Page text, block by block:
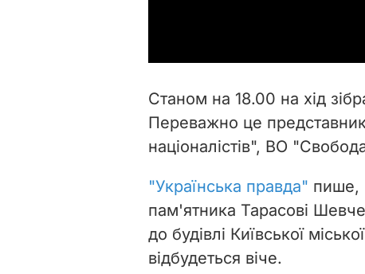
Станом на 18.00 на хід
Переважно це
націоналістів", ВО
"Українська правда" пише,
пам'ятника Тарасові
до будівлі Київської
відбудеться віче.